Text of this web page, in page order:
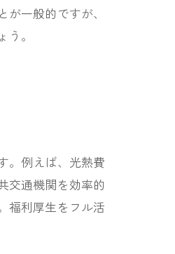
一般的ですが、
。
。例えば、光熱費
交通機関を効率的
福利厚生をフル活